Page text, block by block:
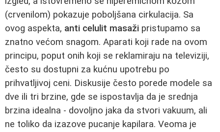
(crvenilom) pokazuje poboljšana cirkulacija. Sa
ovog aspekta, anti celulit masaži pristupamo sa
znatno većom snagom. Aparati koji rade na ovom
principu, poput onih koji se reklamiraju na televiziji,
često su dostupni za kućnu upotrebu po
prihvatljivoj ceni. Diskusije često porede modele sa
dve ili tri brzine, gde se ispostavlja da je srednja
brzina idealna - dovoljno jaka da stvori vakuum, ali
ne toliko da izazove pucanje kapilara. Veoma je